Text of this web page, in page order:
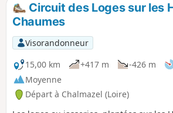
Circuit des Loges sur les
Chaumes
Visorandonneur
15,00 km
+417 m -426 m
Moyenne
Départ à Chalmazel (Loire)